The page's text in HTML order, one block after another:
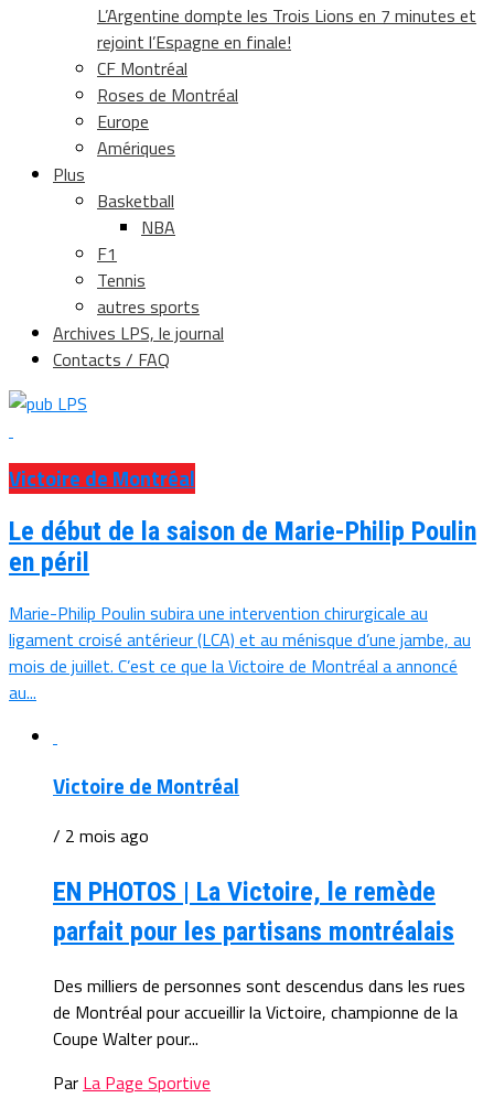
L’Argentine dompte les Trois Lions en 7 minutes et
rejoint l’Espagne en finale!
CF Montréal
Roses de Montréal
Europe
Amériques
Plus
Basketball
NBA
F1
Tennis
autres sports
Archives LPS, le journal
Contacts / FAQ
Victoire de Montréal
Le début de la saison de Marie-Philip Poulin
en péril
Marie-Philip Poulin subira une intervention chirurgicale au
ligament croisé antérieur (LCA) et au ménisque d’une jambe, au
mois de juillet. C’est ce que la Victoire de Montréal a annoncé
au...
Victoire de Montréal
/ 2 mois ago
EN PHOTOS | La Victoire, le remède
parfait pour les partisans montréalais
Des milliers de personnes sont descendus dans les rues
de Montréal pour accueillir la Victoire, championne de la
Coupe Walter pour...
Par La Page Sportive